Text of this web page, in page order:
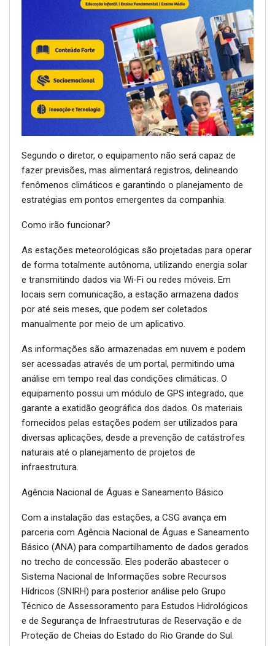
Segundo o diretor, o equipamento não será capaz de
fazer previsões, mas alimentará registros, delineando
fenômenos climáticos e garantindo o planejamento de
estratégias em pontos emergentes da companhia.
Como irão funcionar?
As estações meteorológicas são projetadas para operar
de forma totalmente autônoma, utilizando energia solar
e transmitindo dados via Wi-Fi ou redes móveis. Em
locais sem comunicação, a estação armazena dados
por até seis meses, que podem ser coletados
manualmente por meio de um aplicativo.
As informações são armazenadas em nuvem e podem
ser acessadas através de um portal, permitindo uma
análise em tempo real das condições climáticas. O
equipamento possui um módulo de GPS integrado, que
garante a exatidão geográfica dos dados. Os materiais
fornecidos pelas estações podem ser utilizados para
diversas aplicações, desde a prevenção de catástrofes
naturais até o planejamento de projetos de
infraestrutura.
Agência Nacional de Águas e Saneamento Básico
Com a instalação das estações, a CSG avança em
parceria com Agência Nacional de Águas e Saneamento
Básico (ANA) para compartilhamento de dados gerados
no trecho de concessão. Eles poderão abastecer o
Sistema Nacional de Informações sobre Recursos
Hídricos (SNIRH) para posterior análise pelo Grupo
Técnico de Assessoramento para Estudos Hidrológicos
e de Segurança de Infraestruturas de Reservação e de
Proteção de Cheias do Estado do Rio Grande do Sul.